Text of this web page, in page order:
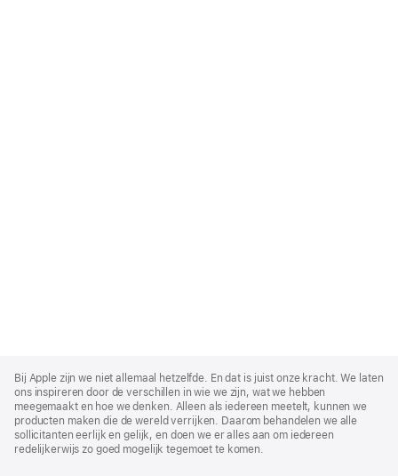
Footer
Bij Apple zijn we niet allemaal hetzelfde. En dat is juist onze kracht. We laten
ons inspireren door de verschillen in wie we zijn, wat we hebben
meegemaakt en hoe we denken. Alleen als iedereen meetelt, kunnen we
producten maken die de wereld verrijken. Daarom behandelen we alle
sollicitanten eerlijk en gelijk, en doen we er alles aan om iedereen
redelijkerwijs zo goed mogelijk tegemoet te komen.